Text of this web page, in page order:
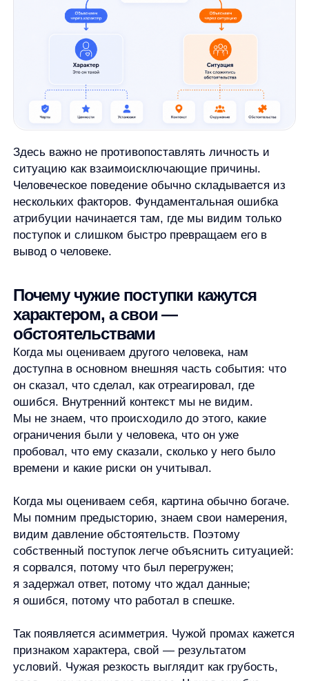
Когда мы оцениваем себя, картина обычно богаче.
Мы помним предысторию, знаем свои намерения,
видим давление обстоятельств. Поэтому
собственный поступок легче объяснить ситуацией:
я сорвался, потому что был перегружен;
я задержал ответ, потому что ждал данные;
я ошибся, потому что работал в спешке.
Так появляется асимметрия. Чужой промах кажется
условий. Чужая резкость выглядит как грубость,
своя — как реакция на стресс. Чужая ошибка
кажется некомпетентностью, своя — следствием
сложной задачи.
Эту разницу не стоит сводить к лицемерию или
намеренному самооправданию. Чаще это проблема
доступности информации. О себе мы знаем
заменяется быстрым личностным выводом.
Полезный вопрос здесь звучит не как «прав ли
я в оценке человека?», а как «какой
информации о ситуации у меня нет?».
Он не отменяет ответственности другого
человека, но снижает риск поспешного
суждения.
Примеры фундаментальной ошибки
атрибуции в жизни и работе
Один из самых простых примеров —
минут позже, и команда сразу решает:
он несобранный и не уважает чужое время.
Возможна и другая версия: предыдущая
встреча затянулась, в календаре стояло
неверное время, возник срочный вопрос
у клиента или человек добирался из места, где
не было связи. Личное качество может быть
частью объяснения, но без контекста это
Другой пример — короткий ответ
в переписке.Руководитель пишет:
«Переделайте». Получатель может решить, что
руководитель раздражён, недоволен